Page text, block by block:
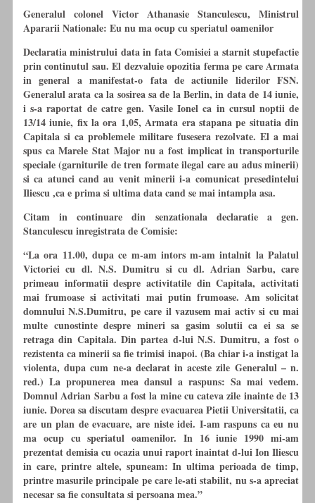
Generalul colonel Victor Athanasie Stanculescu, Ministrul
Apararii Nationale: Eu nu ma ocupcusperiatul oamenilor
Declaratia ministrului data in fata Comisiei a starnit stupefactie
prin continutul sau. El dezvaluie opozitia ferma pe care Armata
in general a manifestat-o fata de actiunile liderilor FSN.
Generalul arata ca la sosirea sa de la Berlin, in data de 14 iunie,
i s-a raportat de catre gen. Vasile Ionel ca in cursul noptii de
13/14 iunie, fix la ora 1,05, Armata era stapana pe situatia din
Capitala si ca problemele militare fusesera rezolvate. El a mai
spus ca Marele Stat Major nu a fost implicat in transporturile
speciale (garniturile de tren formate ilegal care au adus minerii)
si ca atunci cand au venit minerii i-a comunicat presedintelui
Iliescu ,ca e prima si ultima data cand se mai intampla asa.
Citam in continuare din senzationala declaratie a gen.
Stanculescu inregistrata de Comisie:
“La ora 11.00, dupa ce m-am intors m-am intalnit la Palatul
Victorieicu dl. N.S. Dumitru si cudl. Adrian Sarbu, care
primeau informatii despre activitatile din Capitala, activitati
mai frumoase si activitati mai putin frumoase. Am solicitat
domnului N.S.Dumitru, pe care il vazusem mai activ si cumai
multe cunostinte despre mineri sa gasim solutii ca ei sa se
retraga din Capitala. Din partea d-lui N.S. Dumitru, a fost o
rezistenta ca minerii sa fie trimisi inapoi. (Ba chiar i-a instigat la
violenta, dupa cum ne-a declarat in aceste zile Generalul – n.
red.) La propunerea mea dansul a raspuns: Sa mai vedem.
Domnul Adrian Sarbu a fost la minecucateva zile inainte de 13
iunie. Dorea sa discutam despre evacuarea Pietii Universitatii, ca
are un plan de evacuare, are niste idei. I-am raspuns ca eu nu
ma ocup cusperiatul oamenilor. In 16 iunie 1990 mi-am
prezentat demisiacuocazia unui raport inaintat d-lui Ion Iliescu
in care, printre altele, spuneam: In ultima perioada de timp,
printre masurile principale pe care le-ati stabilit, nu s-a apreciat
necesar sa fie consultata si persoana mea.”